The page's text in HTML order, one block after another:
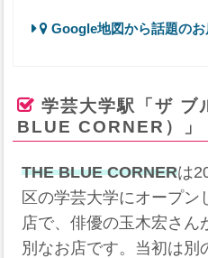
Google地図から話題のお
学芸大学駅「ザ ブ
BLUE CORNER）」
THE BLUE CORNERは
区の学芸大学にオープン
店で、俳優の玉木宏さん
別なお店です。当初は別